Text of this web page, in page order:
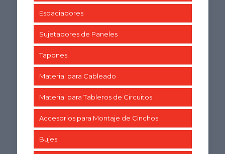
Espaciadores
Sujetadores de Paneles
Tapones
Material para Cableado
Material para Tableros de Circuitos
Accesorios para Montaje de Cinchos
Bujes